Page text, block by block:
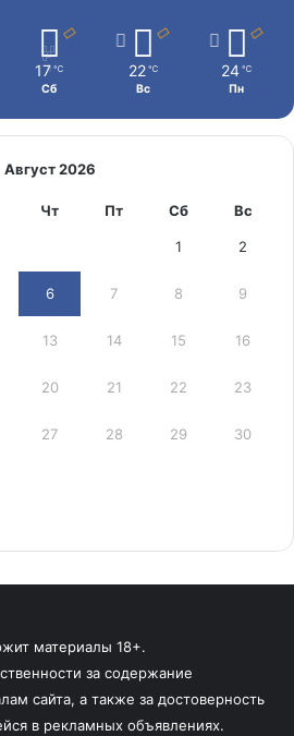
17 ℃
Сб
22 ℃
Вс
24 ℃
Пн
Август 2026
Чт Пт Сб Вс
1 2
6 7 8 9
13 14 15 16
20 21 22 23
27 28 29 30
материалы 18+.
за содержание
сайта, а также за достоверность
в рекламных объявлениях.